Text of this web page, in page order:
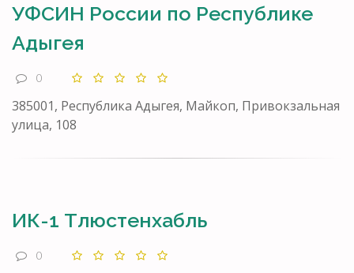
УФСИН России по Республике
Адыгея
0
385001, Республика Адыгея, Майкоп, Привокзальная
улица, 108
ИК-1 Тлюстенхабль
0